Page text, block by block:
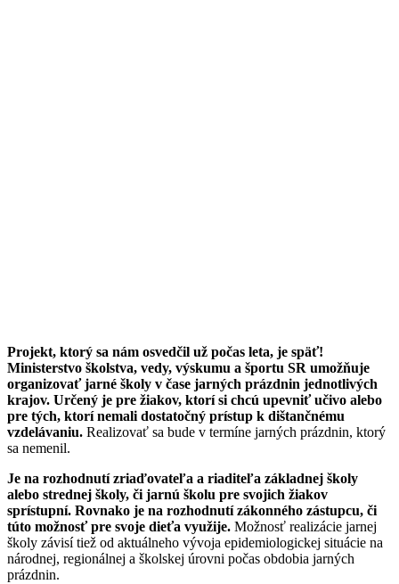
Projekt, ktorý sa nám osvedčil už počas leta, je späť!
Ministerstvo školstva, vedy, výskumu a športu SR umožňuje
organizovať jarné školy v čase jarných prázdnin jednotlivých
krajov. Určený je pre žiakov, ktorí si chcú upevniť učivo alebo
pre tých, ktorí nemali dostatočný prístup k dištančnému
vzdelávaniu. Realizovať sa bude v termíne jarných prázdnin, ktorý
sa nemenil.
Je na rozhodnutí zriaďovateľa a riaditeľa základnej školy
alebo strednej školy, či jarnú školu pre svojich žiakov
sprístupní. Rovnako je na rozhodnutí zákonného zástupcu, či
túto možnosť pre svoje dieťa využije. Možnosť realizácie jarnej
školy závisí tiež od aktuálneho vývoja epidemiologickej situácie na
národnej, regionálnej a školskej úrovni počas obdobia jarných
prázdnin.